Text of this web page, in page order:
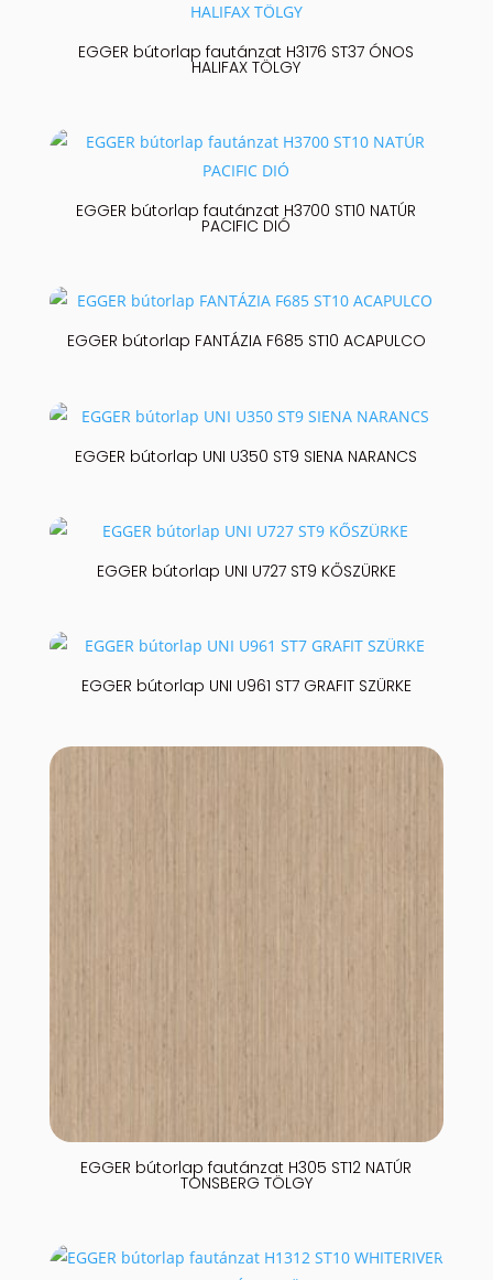
EGGER bútorlap fautánzat H3176 ST37 ÓNOS
HALIFAX TÖLGY
EGGER bútorlap fautánzat H3700 ST10 NATÚR
PACIFIC DIÓ
EGGER bútorlap FANTÁZIA F685 ST10 ACAPULCO
EGGER bútorlap UNI U350 ST9 SIENA NARANCS
EGGER bútorlap UNI U727 ST9 KŐSZÜRKE
EGGER bútorlap UNI U961 ST7 GRAFIT SZÜRKE
EGGER bútorlap fautánzat H305 ST12 NATÚR
TONSBERG TÖLGY